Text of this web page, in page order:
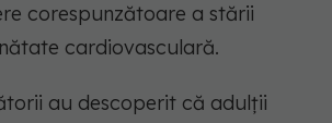
corespunzătoare a stării
cardiovasculară.
au descoperit că adulții